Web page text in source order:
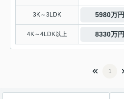
3K～3LDK 5980万円
4K～4LDK以上 8330万円
1